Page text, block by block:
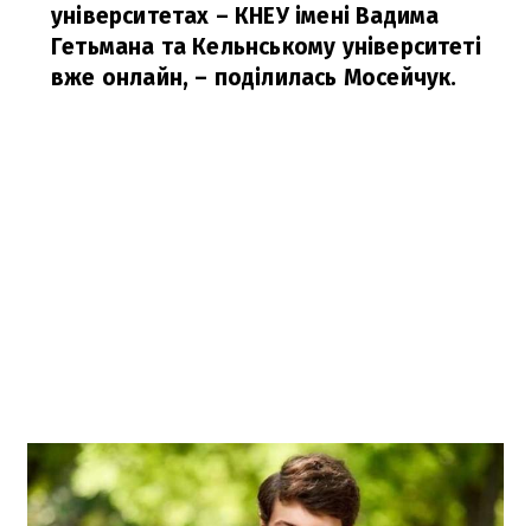
університетах – КНЕУ імені Вадима
Гетьмана та Кельнському університеті
вже онлайн, – поділилась Мосейчук.